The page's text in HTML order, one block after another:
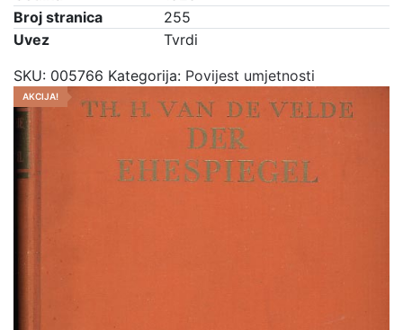
Broj stranica
255
Uvez
Tvrdi
SKU: 005766 Kategorija: Povijest umjetnosti
AKCIJA!